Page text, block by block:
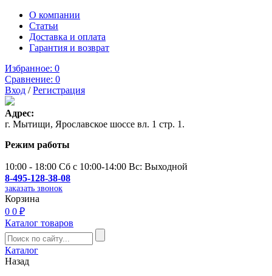
О компании
Статьи
Доставка и оплата
Гарантия и возврат
Избранное: 0
Сравнение: 0
Вход /Регистрация
Адрес:
г. Мытищи, Ярославское шоссе вл. 1 стр. 1.
Режим работы
10:00 - 18:00 Сб с 10:00-14:00 Вс: Выходной
8-495-128-38-08
заказать звонок
Корзина
0 0 ₽
Каталог товаров
Каталог
Назад